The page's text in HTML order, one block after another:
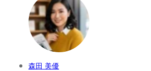
森田 美優